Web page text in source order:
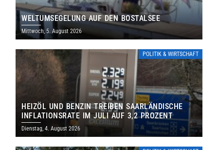
WELTUMSEGELUNG AUF DEN BOSTALSEE
Mittwoch, 5. August 2026
POLITIK & WIRTSCHAFT
HEIZÖL UND BENZIN TREIBEN SAARLÄNDISCHE
INFLATIONSRATE IM JULI AUF 3,2 PROZENT
Dienstag, 4. August 2026